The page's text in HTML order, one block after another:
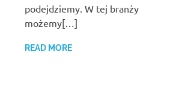
podejdziemy. W tej branży
możemy[…]
READ MORE